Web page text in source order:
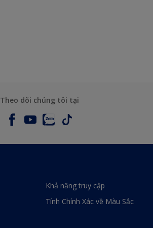
Theo dõi chúng tôi tại
Khả năng truy cập
Tính Chính Xác về Màu Sắc